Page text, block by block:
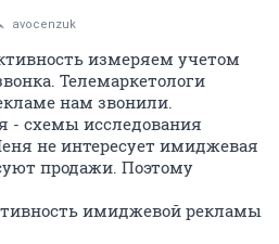
avocenzuk
измеряем учетом
Телемаркетологи
нам звонили.
- схемы исследования
не интересует имиджевая
продажи. Поэтому
имиджевой рекламы